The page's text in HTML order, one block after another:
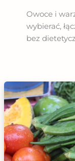
Owoce i
wybierać,
bez